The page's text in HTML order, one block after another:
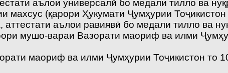
аълои универсалӣ бо медали тилло ва
махсус (қарори Ҳукумати Ҷумҳурии
аълои равиявӣ бо медали тилло ва
мушо-вараи Вазорати маориф ва илми
маориф ва илми Ҷумҳурии Тоҷикистон